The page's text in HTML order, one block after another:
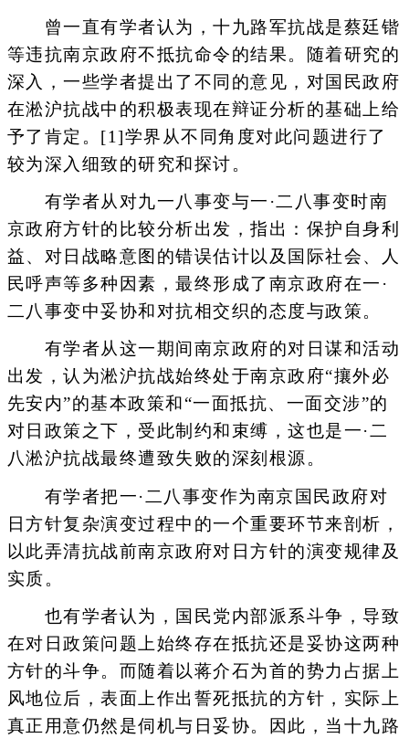
曾一直有学者认为，十九路军抗战是蔡廷锴
等违抗南京政府不抵抗命令的结果。随着研究的
深入，一些学者提出了不同的意见，对国民政府
在淞沪抗战中的积极表现在辩证分析的基础上给
予了肯定。[1]学界从不同角度对此问题进行了
较为深入细致的研究和探讨。
有学者从对九一八事变与一·二八事变时南
京政府方针的比较分析出发，指出：保护自身利
益、对日战略意图的错误估计以及国际社会、人
民呼声等多种因素，最终形成了南京政府在一·
二八事变中妥协和对抗相交织的态度与政策。
有学者从这一期间南京政府的对日谋和活动
出发，认为淞沪抗战始终处于南京政府“攘外必
先安内”的基本政策和“一面抵抗、一面交涉”的
对日政策之下，受此制约和束缚，这也是一·二
八淞沪抗战最终遭致失败的深刻根源。
有学者把一·二八事变作为南京国民政府对
日方针复杂演变过程中的一个重要环节来剖析，
以此弄清抗战前南京政府对日方针的演变规律及
实质。
也有学者认为，国民党内部派系斗争，导致
在对日政策问题上始终存在抵抗还是妥协这两种
方针的斗争。而随着以蒋介石为首的势力占据上
风地位后，表面上作出誓死抵抗的方针，实际上
真正用意仍然是伺机与日妥协。因此，当十九路